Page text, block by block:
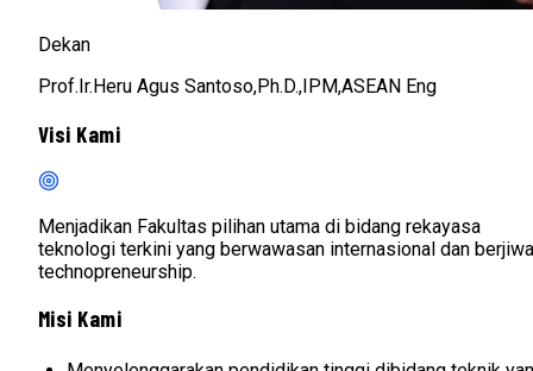
Dekan
Prof.Ir.Heru Agus Santoso,Ph.D.,IPM,ASEAN Eng
Visi Kami
Menjadikan Fakultas pilihan utama di bidang rekayasa
teknologi terkini yang berwawasan internasional dan berjiwa
technopreneurship.
Misi Kami